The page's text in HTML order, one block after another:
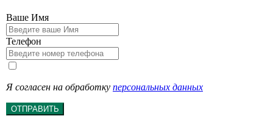
Ваше Имя
Телефон
Я согласен на обработку персональных данных
ОТПРАВИТЬ